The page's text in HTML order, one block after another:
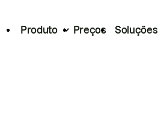
Produto Preços Soluções